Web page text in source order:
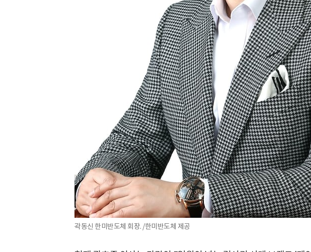
곽동신 한미반도체 회장. /한미반도체 제공